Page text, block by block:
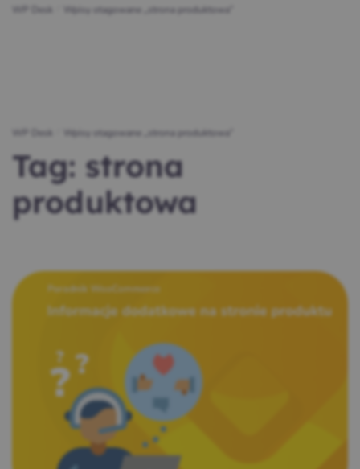
WP Desk Wpisy otagowane „strona produktowa”
WP Desk Wpisy otagowane „strona produktowa”
Tag: strona
produktowa